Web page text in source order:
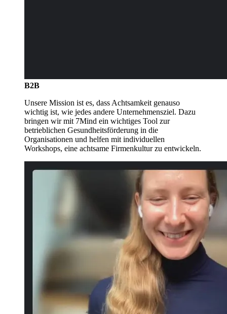
B2B
Unsere Mission ist es, dass Achtsamkeit genauso
wichtig ist, wie jedes andere Unternehmensziel. Dazu
bringen wir mit 7Mind ein wichtiges Tool zur
betrieblichen Gesundheitsförderung in die
Organisationen und helfen mit individuellen
Workshops, eine achtsame Firmenkultur zu entwickeln.